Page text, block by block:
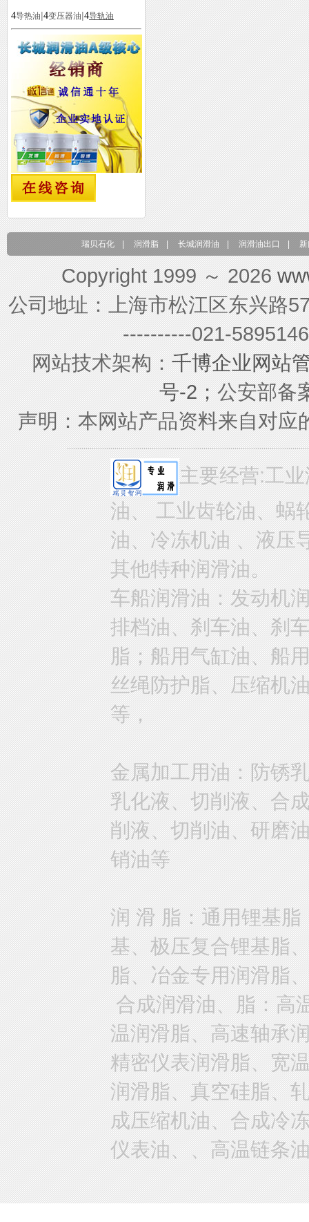
4导热油|4变压器油|4导轨油
瑞贝石化 润滑脂 长城润滑油 润滑油出口
Copyright 1999 ～ 2026
公司地址：上海市松江区东兴路
----------021-
网站技术架构：千博企业网站
号-2；公安部备
声明：本网站产品资料来自对
主要经营:工
油、 工业齿轮油、蜗
油、冷冻机油 、液压
其他特种润滑油。
车船润滑油：发动机
排档油、刹车油、刹
脂；船用气缸油、船
丝绳防护脂、压缩机
等，
金属加工用油：防锈
乳化液、切削液、合
削液、切削油、研磨
销油等
润 滑 脂：通用锂基
基、极压复合锂基脂
脂、冶金专用润滑脂
合成润滑油、脂：高
温润滑脂、高速轴承
精密仪表润滑脂、宽
润滑脂、真空硅脂、
成压缩机油、合成冷
仪表油、、高温链条